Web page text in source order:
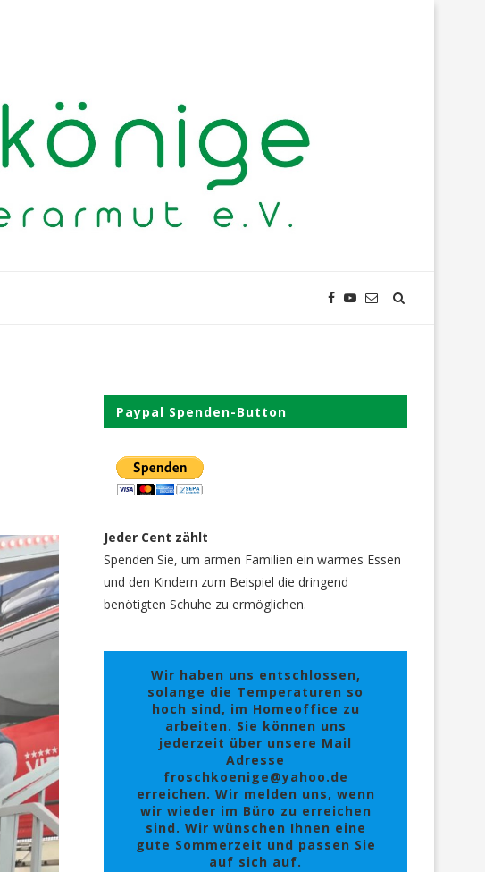
Paypal Spenden-Button
Jeder Cent zählt
Spenden Sie, um armen Familien ein warmes Essen
und den Kindern zum Beispiel die dringend
benötigten Schuhe zu ermöglichen.
Wir haben uns entschlossen,
solange die Temperaturen so
hoch sind, im Homeoffice zu
arbeiten. Sie können uns
jederzeit über unsere Mail
Adresse
froschkoenige@yahoo.de
erreichen. Wir melden uns, wenn
wir wieder im Büro zu erreichen
sind. Wir wünschen Ihnen eine
gute Sommerzeit und passen Sie
auf sich auf.